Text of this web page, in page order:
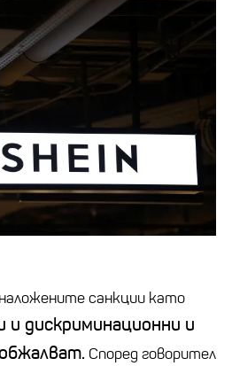
санкции като
и дискриминационни и
Според говорител